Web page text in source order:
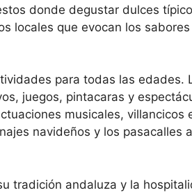
donde degustar dulces
locales que evocan los
para todas las edades.
juegos, pintacaras y
musicales, villancicos
navideños y los pasacalles
tradición andaluza y la